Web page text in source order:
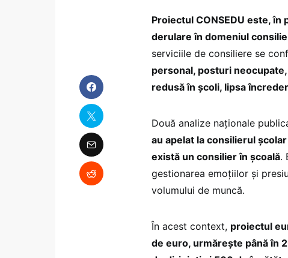
Proiectul CONSEDU este,
derulare în domeniul
serviciile de consiliere se
personal, posturi
redusă în școli, lipsa
Două analize naționale
au apelat la consilierul
există un consilier în școală.
gestionarea emoțiilor și
volumului de muncă.
În acest context, proiectul
de euro, urmărește până în